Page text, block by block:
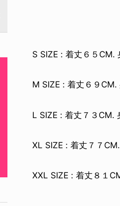
S SIZE : 着丈６５CM.
M SIZE : 着丈６９CM.
L SIZE : 着丈７３CM.
XL SIZE : 着丈７７
XXL SIZE : 着丈８１